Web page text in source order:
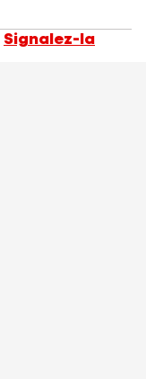
Signalez-la